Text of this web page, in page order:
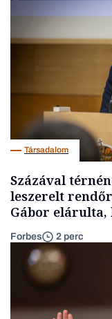
Társadalom
Százával
leszerelt
Gábor
Forbes 2 perc